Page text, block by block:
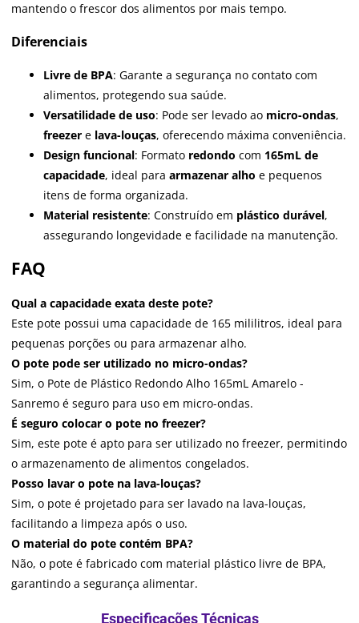
mantendo o frescor dos alimentos por mais tempo.
Diferenciais
Livre de BPA: Garante a segurança no contato com
alimentos, protegendo sua saúde.
Versatilidade de uso: Pode ser levado ao micro-ondas,
freezer e lava-louças, oferecendo máxima conveniência.
Design funcional: Formato redondo com 165mL de
capacidade, ideal para armazenar alho e pequenos
itens de forma organizada.
Material resistente: Construído em plástico durável,
assegurando longevidade e facilidade na manutenção.
FAQ
Qual a capacidade exata deste pote?
Este pote possui uma capacidade de 165 mililitros, ideal para
pequenas porções ou para armazenar alho.
O pote pode ser utilizado no micro-ondas?
Sim, o Pote de Plástico Redondo Alho 165mL Amarelo -
Sanremo é seguro para uso em micro-ondas.
É seguro colocar o pote no freezer?
Sim, este pote é apto para ser utilizado no freezer, permitindo
o armazenamento de alimentos congelados.
Posso lavar o pote na lava-louças?
Sim, o pote é projetado para ser lavado na lava-louças,
facilitando a limpeza após o uso.
O material do pote contém BPA?
Não, o pote é fabricado com material plástico livre de BPA,
garantindo a segurança alimentar.